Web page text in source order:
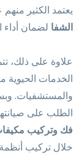
يعتمد الكثير
الشفا لضمان أداء
علاوة على ذلك،
الخدمات الحيوية
والمستشفيات.
الطلب على
فك وتركيب
خلال تركيب أنظمة